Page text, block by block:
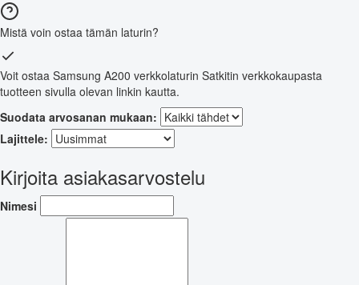
Mistä voin ostaa tämän laturin?
Voit ostaa Samsung A200 verkkolaturin Satkitin verkkokaupasta
tuotteen sivulla olevan linkin kautta.
Suodata arvosanan mukaan:
Lajittele:
Kirjoita asiakasarvostelu
Nimesi